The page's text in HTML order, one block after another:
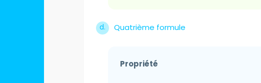
Quatrième formule
Propriété